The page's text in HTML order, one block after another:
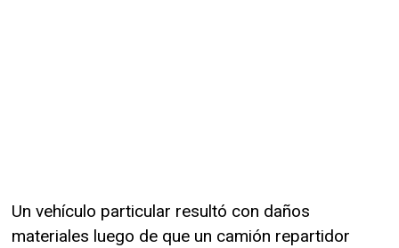
Un vehículo particular resultó con daños
materiales luego de que un camión repartidor